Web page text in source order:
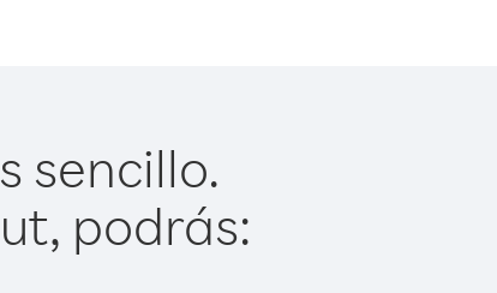
sencillo.
podrás: